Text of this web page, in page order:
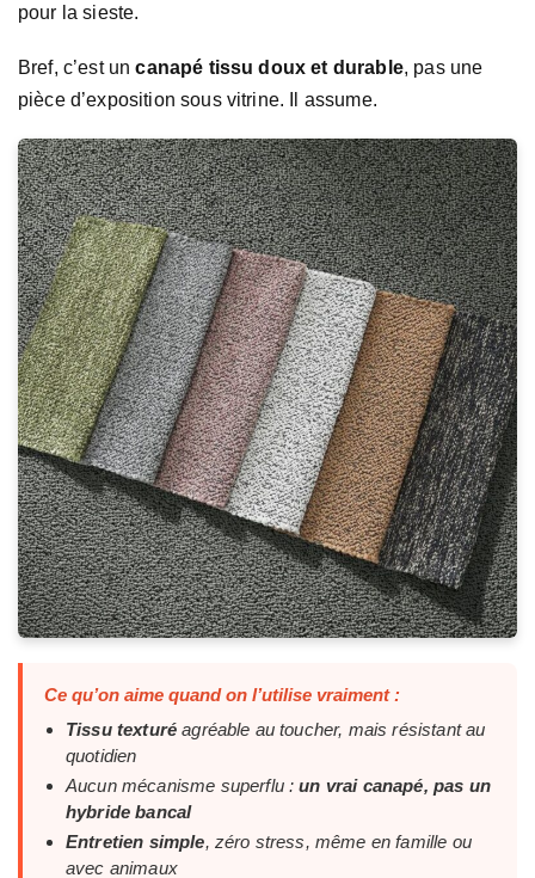
pour la sieste.
Bref, c’est uncanapé tissu doux et durable, pas une
pièce d’exposition sous vitrine. Il assume.
Ce qu’on aime quand on l’utilise vraiment :
Tissu texturé agréable au toucher, mais résistant au
quotidien
Aucun mécanisme superflu :un vrai canapé, pas un
hybride bancal
Entretien simple, zéro stress, même en famille ou
avec animaux